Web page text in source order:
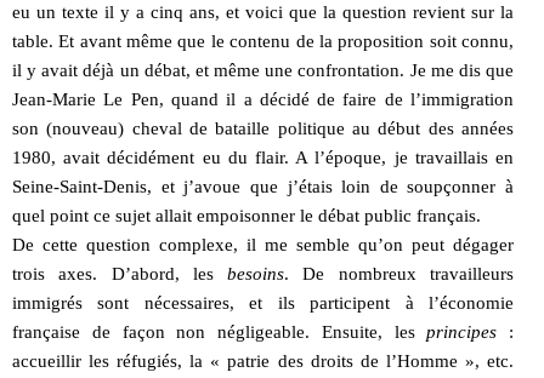
eu un texte il y a cinq ans, et voici que la question revient sur la
table. Et avant même que le contenu de la proposition soit connu,
il y avait déjà un débat, et même une confrontation. Je me dis que
Jean-Marie Le Pen, quand il a décidé de faire de l’immigration
son (nouveau) cheval de bataille politique au début des années
1980, avait décidément eu du flair. A l’époque, je travaillais en
Seine-Saint-Denis, et j’avoue que j’étais loin de soupçonner à
quel point ce sujet allait empoisonner le débat public français.
De cette question complexe, il me semble qu’on peut dégager
trois axes. D’abord, lesbesoins. De nombreux travailleurs
immigrés sont nécessaires, et ils participent à l’économie
française de façon non négligeable. Ensuite, lesprincipes :
accueillir les réfugiés, la « patrie des droits de l’Homme », etc.